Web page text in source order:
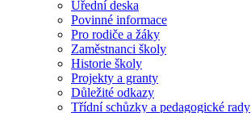
Úřední deska
Povinné informace
Pro rodiče a žáky
Zaměstnanci školy
Historie školy
Projekty a granty
Důležité odkazy
Třídní schůzky a pedagogické rady